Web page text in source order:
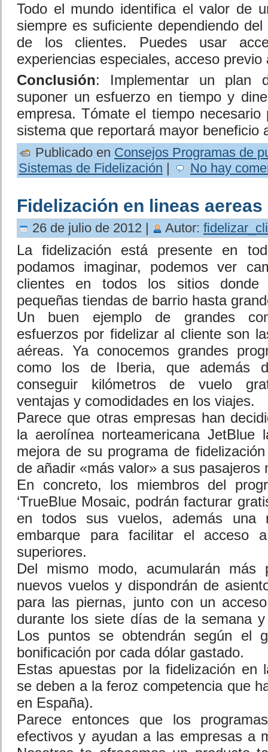
Todo el mundo identifica el valor de
siempre es suficiente dependiendo
de los clientes. Puedes usar
experiencias especiales, acceso
Conclusión: Implementar un plan
suponer un esfuerzo en tiempo y
empresa. Tómate el tiempo
sistema que reportará mayor beneficio
Publicado en Consejos Programas de
Sistemas de Fidelización | No hay
Fidelización en lineas aereas
26 de julio de 2012 | Autor:
La fidelización está presente en
podamos imaginar, podemos ver
clientes en todos los sitios donde
pequeñas tiendas de barrio hasta
Un buen ejemplo de grandes
esfuerzos por fidelizar al cliente son
aéreas. Ya conocemos grandes
como los de Iberia, que además
conseguir kilómetros de vuelo
ventajas y comodidades en los viajes.
Parece que otras empresas han
la aerolínea norteamericana JetBlue
mejora de su programa de
de añadir «más valor» a sus pasajeros
En concreto, los miembros del
‘TrueBlue Mosaic, podrán facturar
en todos sus vuelos, además una
embarque para facilitar el acceso
superiores.
Del mismo modo, acumularán más
nuevos vuelos y dispondrán de
para las piernas, junto con un
durante los siete días de la semana
Los puntos se obtendrán según el
bonificación por cada dólar gastado.
Estas apuestas por la fidelización en
se deben a la feroz competencia que
en España).
Parece entonces que los
efectivos y ayudan a las empresas a